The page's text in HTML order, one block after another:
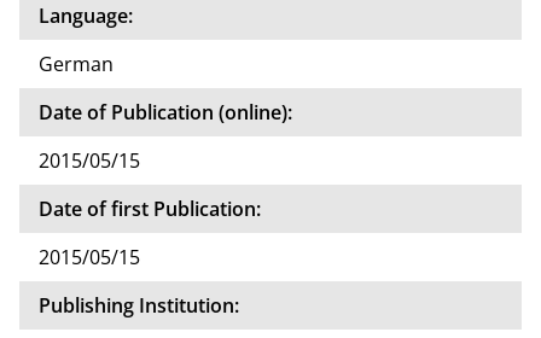
Language:
German
Date of Publication (online):
2015/05/15
Date of first Publication:
2015/05/15
Publishing Institution: